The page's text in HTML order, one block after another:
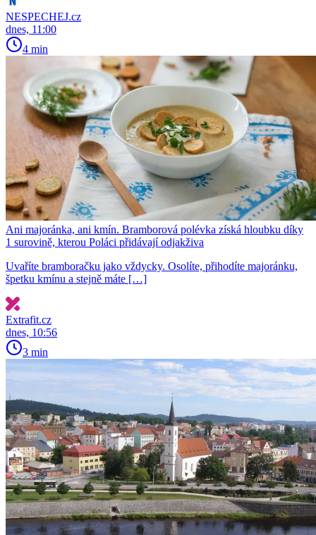
NESPECHEJ.cz
dnes, 11:00
4 min
Ani majoránka, ani kmín. Bramborová polévka získá hloubku díky
1 surovině, kterou Poláci přidávají odjakživa
Uvaříte bramboračku jako vždycky. Osolíte, přihodíte majoránku,
špetku kmínu a stejně máte […]
Extrafit.cz
dnes, 10:56
3 min